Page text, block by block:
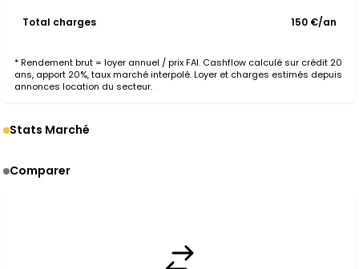
Total charges 150 €/an
* Rendement brut = loyer annuel / prix FAI. Cashflow calculé sur crédit 20
ans, apport 20%, taux marché interpolé. Loyer et charges estimés depuis
annonces location du secteur.
Stats Marché
Comparer